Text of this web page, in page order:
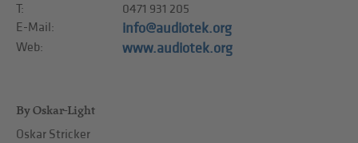
T:
0471 931 205
E-Mail:
info@audiotek.org
Web: www.audiotek.org
By Oskar-Light
Oskar Stricker